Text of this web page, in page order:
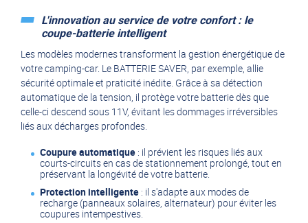
L'innovation au service de votre confort : le
coupe-batterie intelligent
Les modèles modernes transforment la gestion énergétique de
votre camping-car. Le BATTERIE SAVER, par exemple, allie
sécurité optimale et praticité inédite. Grâce à sa détection
automatique de la tension, il protège votre batterie dès que
celle-ci descend sous 11V, évitant les dommages irréversibles
liés aux décharges profondes.
Coupure automatique : il prévient les risques liés aux
courts-circuits en cas de stationnement prolongé, tout en
préservant la longévité de votre batterie.
Protection intelligente : il s'adapte aux modes de
recharge (panneaux solaires, alternateur) pour éviter les
coupures intempestives.